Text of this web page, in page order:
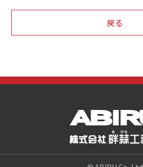
戻る